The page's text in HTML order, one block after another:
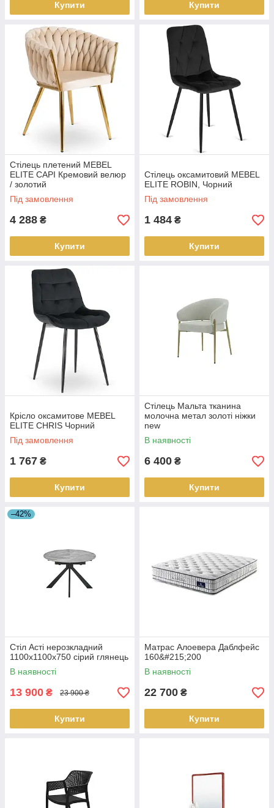
Купити Купити
Стілець плетений MEBEL
ELITE CAPI Кремовий велюр
/ золотий
Під замовлення
4 288 ₴
Купити
Стілець оксамитовий MEBEL
ELITE ROBIN, Чорний
Під замовлення
1 484 ₴
Купити
Крісло оксамитове MEBEL
ELITE CHRIS Чорний
Під замовлення
1 767 ₴
Купити
Стілець Мальта тканина
молочна метал золоті ніжки
new
В наявності
6 400 ₴
Купити
–42%
Стіл Асті нерозкладний
1100х1100х750 сірий глянець
В наявності
13 900 ₴ 23 900 ₴
Купити
Матрас Алоевера Даблфейс
160&#215;200
В наявності
22 700 ₴
Купити